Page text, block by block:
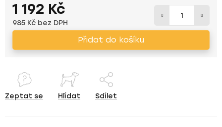
1 192 Kč
985 Kč bez DPH
Přidat do košíku
Zeptat se Hlídat Sdílet